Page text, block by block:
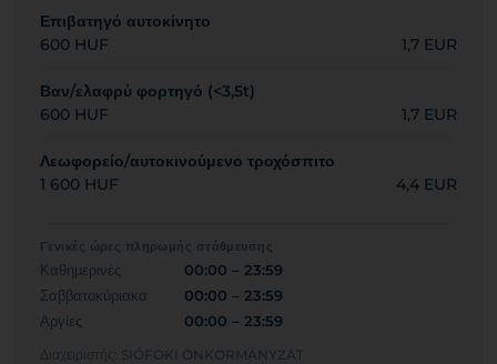
Επιβατηγό αυτοκίνητο
600 HUF
1,7 EUR
Βαν/ελαφρύ φορτηγό (<3,5t)
600 HUF
1,7 EUR
Λεωφορείο/αυτοκινούμενο τροχόσπιτο
1 600 HUF
4,4 EUR
Γενικές ώρες πληρωμής στάθμευσης
Καθημερινές
00:00 – 23:59
Σαββατοκύριακα
00:00 – 23:59
Αργίες
00:00 – 23:59
Διαχειριστής: SIÓFOKI ÖNKORMÁNYZAT